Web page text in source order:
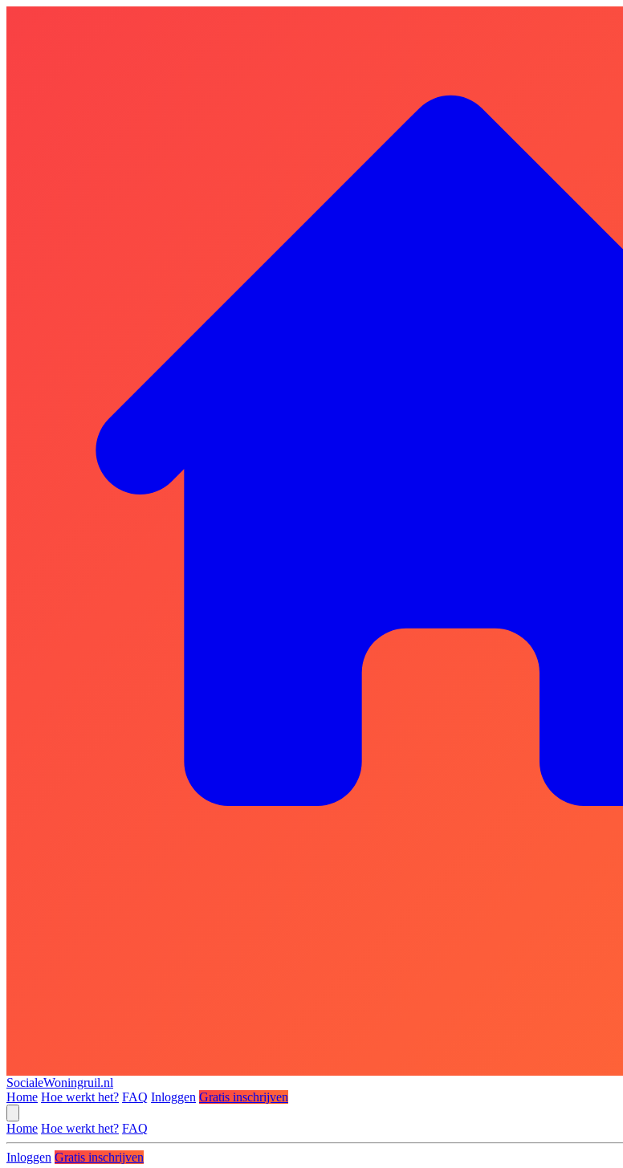
SocialeWoningruil.nl
Home Hoe werkt het? FAQ Inloggen Gratis inschrijven
Home Hoe werkt het? FAQ
Inloggen Gratis inschrijven